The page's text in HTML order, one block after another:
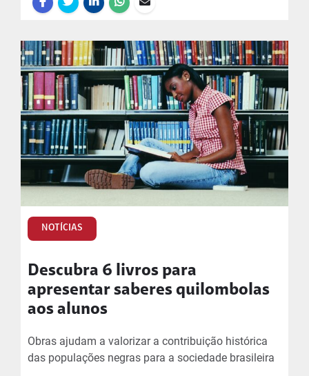
NOTÍCIAS
Descubra 6 livros para
apresentar saberes quilombolas
aos alunos
Obras ajudam a valorizar a contribuição histórica
das populações negras para a sociedade brasileira